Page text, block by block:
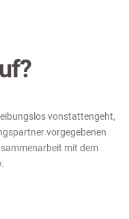
vonstattengeht,
vorgegebenen
mit dem